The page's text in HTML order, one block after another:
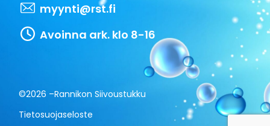
myynti@rst.fi
Avoinna ark. klo 8-16
©2026 –Rannikon Siivoustukku
Tietosuojaseloste